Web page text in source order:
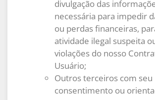
divulgação das
necessária para impedir
ou perdas financeiras,
atividade ilegal suspeita
violações do nosso
Usuário;
Outros terceiros com seu
consentimento ou